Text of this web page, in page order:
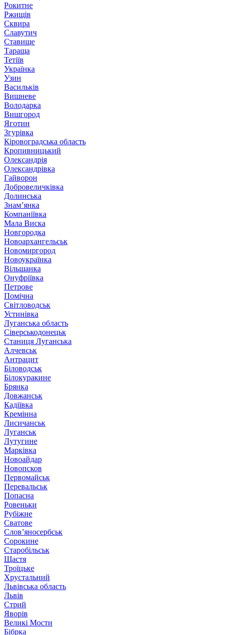
Рокитне
Ржищів
Сквира
Славутич
Ставище
Тараща
Тетіїв
Українка
Узин
Васильків
Вишневе
Володарка
Вишгород
Яготин
Згурівка
Кіровоградська область
Кропивницький
Олександрія
Олександрівка
Гайворон
Добровеличківка
Долинська
Знам’янка
Компаніївка
Мала Виска
Новгородка
Новоархангельськ
Новомиргород
Новоукраїнка
Вільшанка
Онуфріївка
Петрове
Помічна
Світловодськ
Устинівка
Луганська область
Сіверськодонецьк
Станиця Луганська
Алчевськ
Антрацит
Біловодськ
Білокуракине
Брянка
Довжанськ
Кадіївка
Кремінна
Лисичанськ
Луганськ
Лутугине
Марківка
Новоайдар
Новопсков
Первомайськ
Перевальськ
Попасна
Ровеньки
Рубіжне
Сватове
Слов’яносербськ
Сорокине
Старобільськ
Щастя
Троїцьке
Хрустальний
Львівська область
Львів
Стрий
Яворів
Великі Мости
Бібрка